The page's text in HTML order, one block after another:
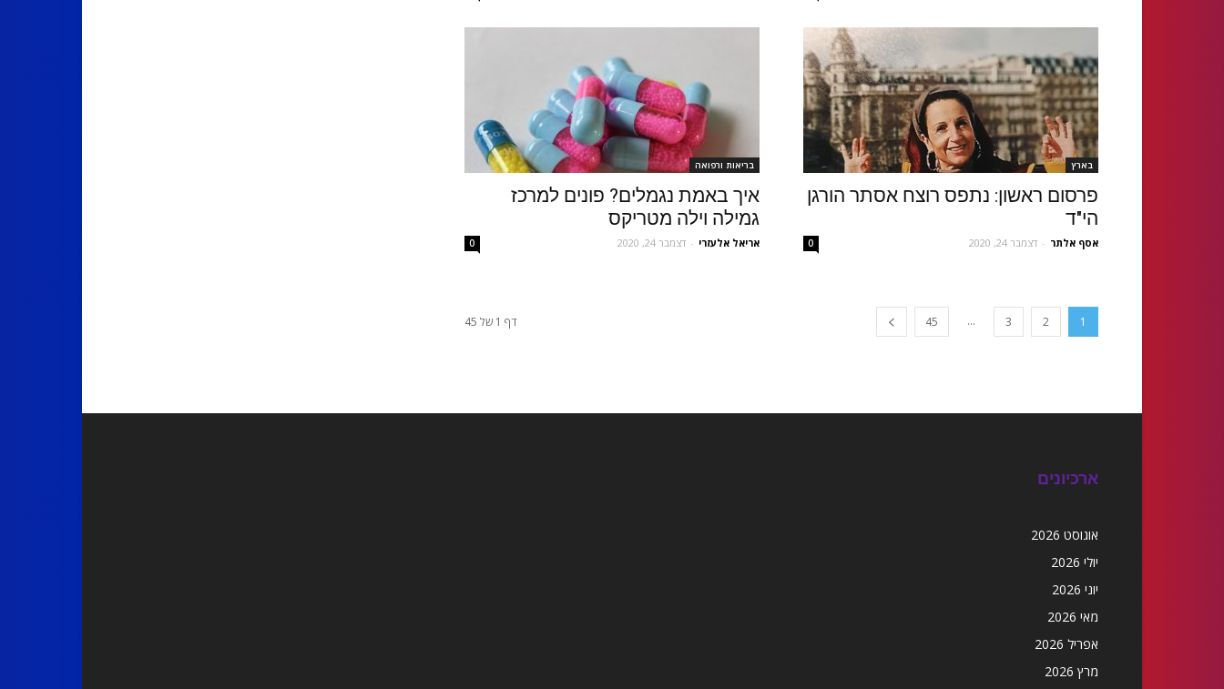
בארץ
פרסום ראשון: נתפס רוצח אסתר הורגן
הי"ד
אסף אלתר - דצמבר 24, 2020 0
בריאות ורפואה
איך באמת נגמלים? פונים למרכז
גמילה וילה מטריקס
אריאל אלעזרי - דצמבר 24, 2020 0
1
2
3
...
45 דף 1 של 45
ארכיונים
אוגוסט 2026
יולי 2026
יוני 2026
מאי 2026
אפריל 2026
מרץ 2026